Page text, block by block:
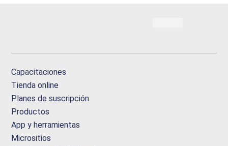
Capacitaciones
Tienda online
Planes de suscripción
Productos
App y herramientas
Micrositios